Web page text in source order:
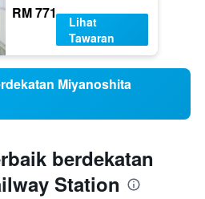
RM 771
Lihat
Tawaran
Miyanoshita
berdekatan
Station